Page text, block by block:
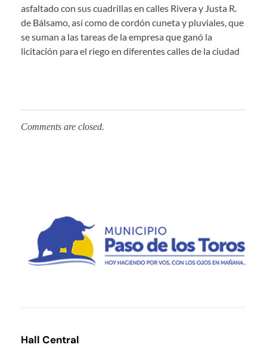
asfaltado con sus cuadrillas en calles Rivera y Justa R.
de Bálsamo, así como de cordón cuneta y pluviales, que
se suman a las tareas de la empresa que ganó la
licitación para el riego en diferentes calles de la ciudad
Comments are closed.
Hall Central